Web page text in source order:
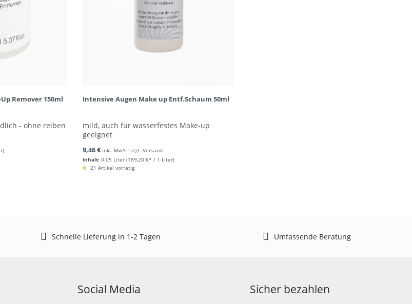
Remover 150ml
- ohne reiben
Intensive Augen Make up Entf.Schaum 50ml
mild, auch für wasserfestes Make-up
geeignet
Inhalt: 0.05 Liter (189,20 €* / 1 Liter)
9,46 € inkl. MwSt. zzgl. Versand
21 Artikel vorrätig
Schnelle Lieferung in 1-2 Tagen Umfassende Beratung
Social Media Sicher bezahlen